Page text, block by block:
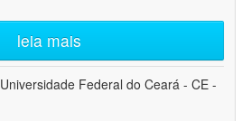
leia mais
Universidade Federal do Ceará - CE -